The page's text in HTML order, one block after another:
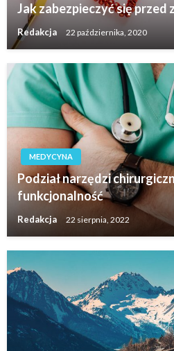
Jak zabezpieczyć się przed
Redakcja 22 października, 2020
MEDYCYNA
Podział narzędzi
funkcjonalność
Redakcja 22 sierpnia, 2022